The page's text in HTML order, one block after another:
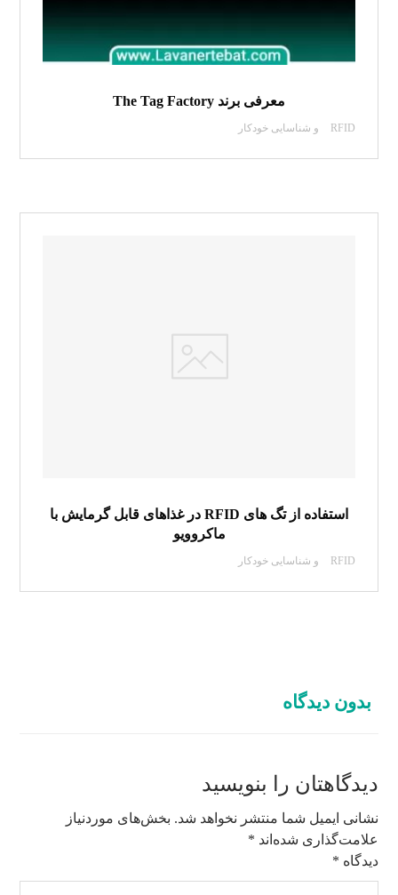
معرفی برند The Tag Factory
RFID و شناسایی خودکار
استفاده از تگ های RFID در غذاهای قابل گرمایش با
ماکروویو
RFID و شناسایی خودکار
بدون دیدگاه
دیدگاهتان را بنویسید
نشانی ایمیل شما منتشر نخواهد شد. بخش‌های موردنیاز
علامت‌گذاری شده‌اند *
دیدگاه *